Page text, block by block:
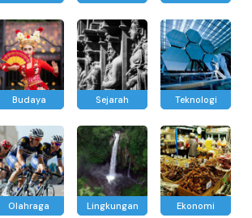
Budaya Sejarah Teknologi
Olahraga Lingkungan Ekonomi